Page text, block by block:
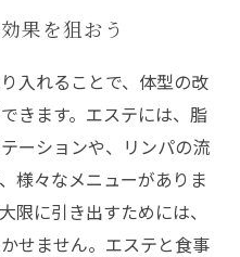
果を狙おう
入れることで、体型の改
きます。エステには、脂
ーションや、リンパの流
様々なメニューがありま
限に引き出すためには、
せません。エステと食事